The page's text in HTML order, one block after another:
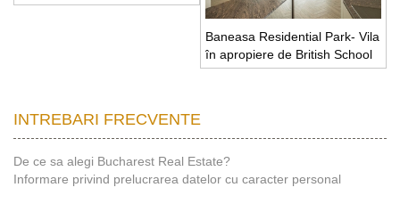
Baneasa Residential Park- Vila
în apropiere de British School
INTREBARI FRECVENTE
De ce sa alegi Bucharest Real Estate?
Informare privind prelucrarea datelor cu caracter personal